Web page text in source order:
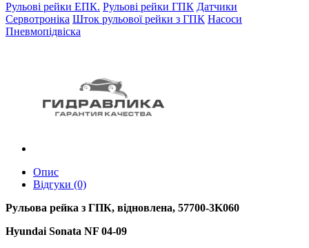
Рульові рейки ЕПК. Рульові рейки ГПК Датчики
Сервотроніка Шток рульової рейки з ГПК Насоси
Пневмопідвіска
Опис
Відгуки (0)
Рульова рейка з ГПК, відновлена, 57700-3K060
Hyundai Sonata NF 04-09